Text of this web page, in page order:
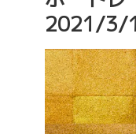
2021/3/